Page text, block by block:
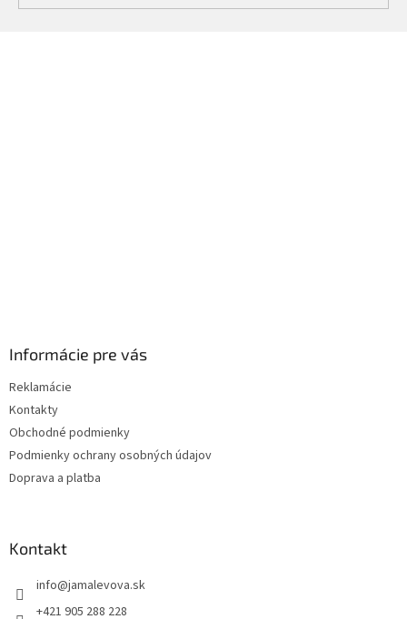
Informácie pre vás
Reklamácie
Kontakty
Obchodné podmienky
Podmienky ochrany osobných údajov
Doprava a platba
Kontakt
info@jamalevova.sk
+421 905 288 228